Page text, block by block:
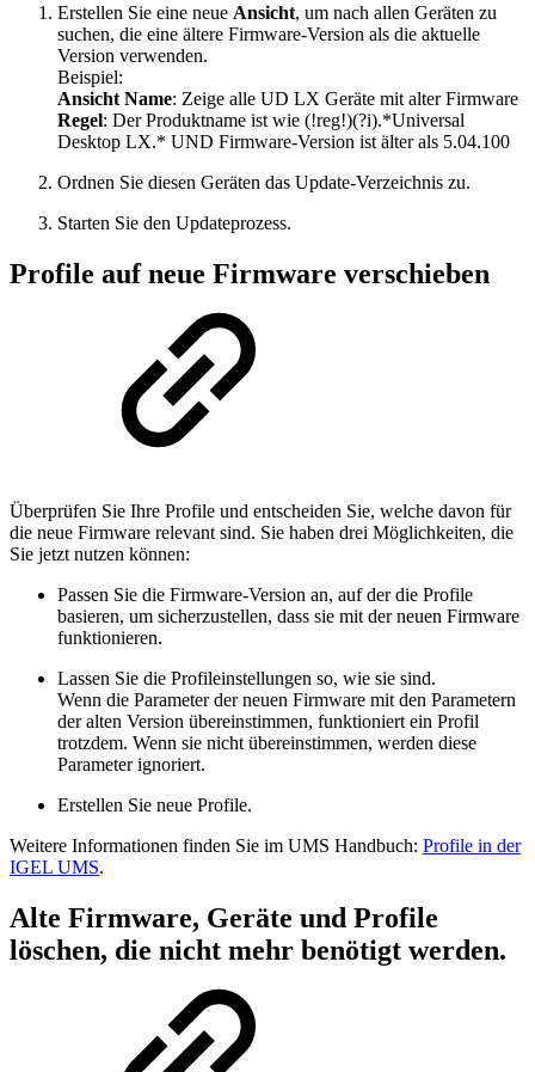
Erstellen Sie eine neue Ansicht, um nach allen Geräten zu
suchen, die eine ältere Firmware-Version als die aktuelle
Version verwenden.
Beispiel:
Ansicht Name: Zeige alle UD LX Geräte mit alter Firmware
Regel: Der Produktname ist wie (!reg!)(?i).*Universal
Desktop LX.* UND Firmware-Version ist älter als 5.04.100
Ordnen Sie diesen Geräten das Update-Verzeichnis zu.
Starten Sie den Updateprozess.
Profile auf neue Firmware verschieben
Überprüfen Sie Ihre Profile und entscheiden Sie, welche davon für
die neue Firmware relevant sind. Sie haben drei Möglichkeiten, die
Sie jetzt nutzen können:
Passen Sie die Firmware-Version an, auf der die Profile
basieren, um sicherzustellen, dass sie mit der neuen Firmware
funktionieren.
Lassen Sie die Profileinstellungen so, wie sie sind.
Wenn die Parameter der neuen Firmware mit den Parametern
der alten Version übereinstimmen, funktioniert ein Profil
trotzdem. Wenn sie nicht übereinstimmen, werden diese
Parameter ignoriert.
Erstellen Sie neue Profile.
Weitere Informationen finden Sie im UMS Handbuch: Profile in der
IGEL UMS.
Alte Firmware, Geräte und Profile
löschen, die nicht mehr benötigt werden.